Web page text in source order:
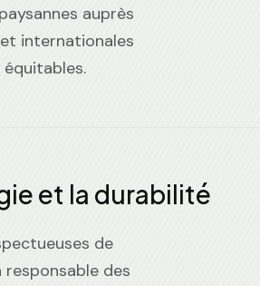
auprès
internationales
et la durabilité
de
des